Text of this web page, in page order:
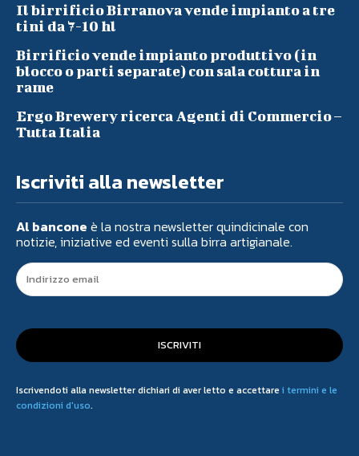
Il birrificio Birranova vende impianto a tre
tini da 7-10 hl
Birrificio vende impianto produttivo (in
blocco o parti separate) con sala cottura in
rame
Ergo Brewery ricerca Agenti di Commercio –
Tutta Italia
Iscriviti alla newsletter
Al bancone è la nostra newsletter quindicinale con
notizie, iniziative ed eventi sulla birra artigianale.
ISCRIVITI
Iscrivendoti alla newsletter dichiari di aver letto e accettare i termini e le
condizioni d'uso.